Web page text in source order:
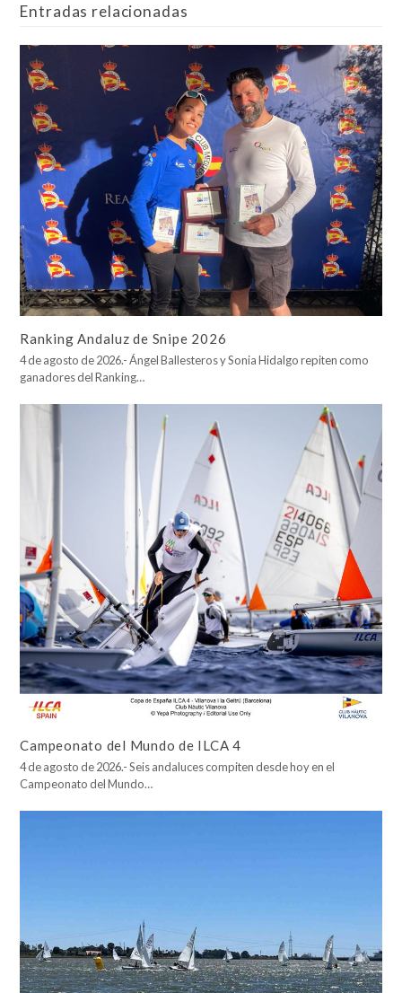
Entradas relacionadas
Ranking Andaluz de Snipe 2026
4 de agosto de 2026.- Ángel Ballesteros y Sonia Hidalgo repiten como
ganadores del Ranking…
Campeonato del Mundo de ILCA 4
4 de agosto de 2026.- Seis andaluces compiten desde hoy en el
Campeonato del Mundo…